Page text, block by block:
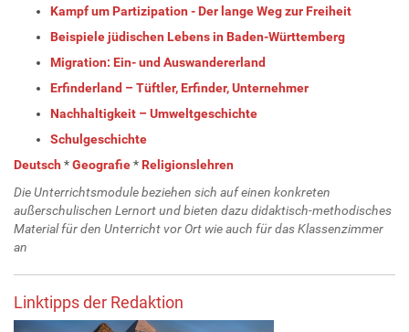
Kampf um Partizipation - Der lange Weg zur Freiheit
Beispiele jüdischen Lebens in Baden-Württemberg
Migration: Ein- und Auswandererland
Erfinderland – Tüftler, Erfinder, Unternehmer
Nachhaltigkeit – Umweltgeschichte
Schulgeschichte
Deutsch *Geografie* Religionslehren
Die Unterrichtsmodule beziehen sich auf einen konkreten
außerschulischen Lernort und bieten dazu didaktisch-methodisches
Material für den Unterricht vor Ort wie auch für das Klassenzimmer
an
Linktipps der Redaktion